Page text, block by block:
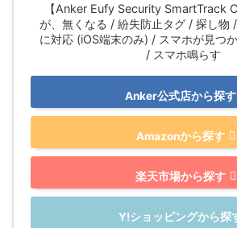
【Anker Eufy Security SmartTrack
が、無くなる / 紛失防止タグ / 探し物
に対応 (iOS端末のみ) / スマホが見つ
/ スマホ鳴らす
Anker公式店から探す
Amazonから探す
楽天市場から探す
Y!ショッピングから探